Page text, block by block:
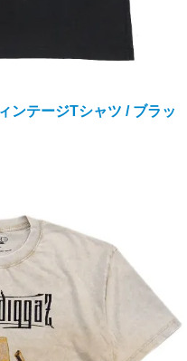
テージTシャツ / ブラッ